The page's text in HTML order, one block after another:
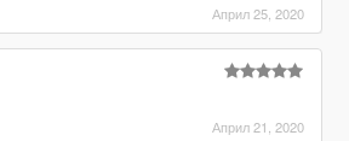
Април 25, 2020
Април 21, 2020